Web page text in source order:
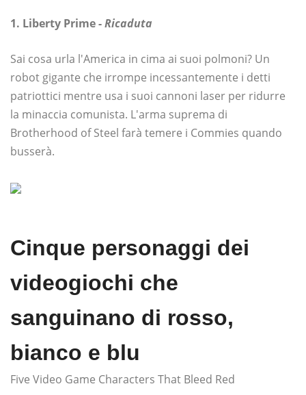
1. Liberty Prime -Ricaduta
Sai cosa urla l'America in cima ai suoi polmoni? Un
robot gigante che irrompe incessantemente i detti
patriottici mentre usa i suoi cannoni laser per ridurre
la minaccia comunista. L'arma suprema di
Brotherhood of Steel farà temere i Commies quando
busserà.
Cinque personaggi dei
videogiochi che
sanguinano di rosso,
bianco e blu
Five Video Game Characters That Bleed Red